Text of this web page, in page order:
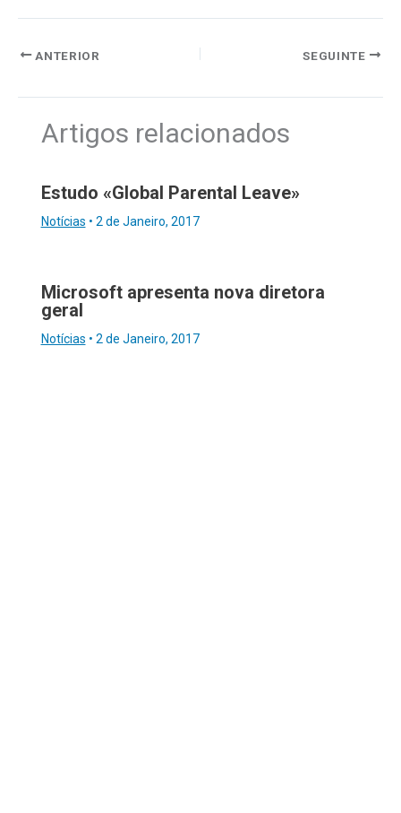
ANTERIOR SEGUINTE
Artigos relacionados
Estudo «Global Parental Leave»
Notícias • 2 de Janeiro, 2017
Microsoft apresenta nova diretora
geral
Notícias • 2 de Janeiro, 2017